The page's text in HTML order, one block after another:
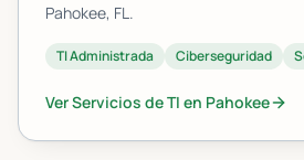
Pahokee, FL.
TI Administrada Ciberseguridad
Ver Servicios de TI en Pahokee